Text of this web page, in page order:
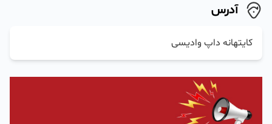
آدرس
کایتهانه داپ وادیسی